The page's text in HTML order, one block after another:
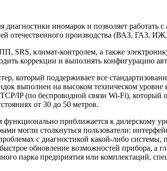
иномарок и позволяет работать
отечественного производства (ВАЗ, ГАЗ,
SRS, климат-контролем, а также
коррекции и выполнять конфигурацию
который поддерживает все
выполнен на высоком техническом
IP (по беспроводной связи Wi-Fi), который
от 30 до 50 метров.
приближается к дилерскому
могли столкнуться пользователи:
с диагностикой какой-либо
обновление возможностей прибора, а
парка предприятия или комплектаций,